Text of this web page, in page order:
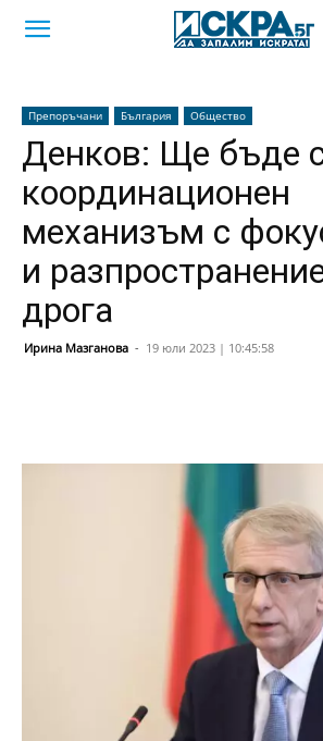
Препоръчани България Общество
Денков: Ще бъде
координационен
механизъм с
и
дрога
Ирина Мазганова - 19 юли 2023 | 10:45:58